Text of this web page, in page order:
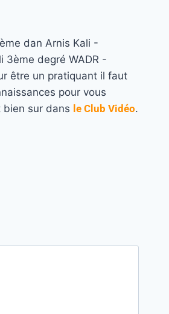
dan Arnis Kali -
3ème degré WADR -
être un pratiquant il faut
pour vous
bien sur dans le Club Vidéo.